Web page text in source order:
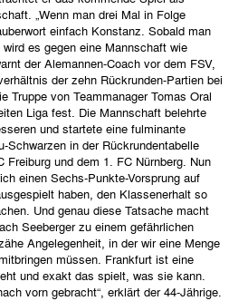
„Wenn man drei Mal in Folge
einfach Konstanz. Sobald man
es gegen eine Mannschaft wie
der Alemannen-Coach vor dem FSV,
der zehn Rückrunden-Partien bei
Truppe von Teammanager Tomas Oral
Liga fest. Die Mannschaft belehrte
und startete eine fulminante
Schwarzen in der Rückrundentabelle
Freiburg und dem 1. FC Nürnberg. Nun
einen Sechs-Punkte-Vorsprung auf
haben, den Klassenerhalt so
Und genau diese Tatsache macht
Seeberger zu einem gefährlichen
Angelegenheit, in der wir eine Menge
müssen. Frankfurt ist eine
und exakt das spielt, was sie kann.
vorn gebracht“, erklärt der 44-Jährige.